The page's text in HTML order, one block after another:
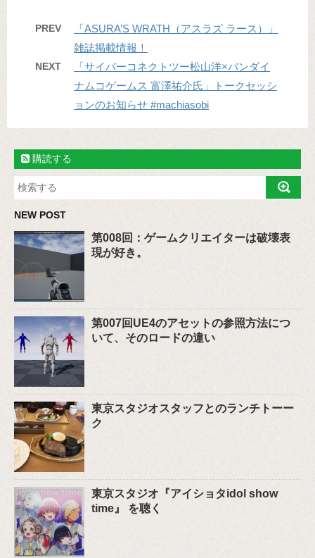
PREV
「ASURA’S WRATH（アスラズ ラース）」
雑誌掲載情報！
NEXT
「サイバーコネクトツー松山洋×バンダイ
ナムコゲームス 富澤祐介氏」トークセッシ
ョンのお知らせ #machiasobi
購読する
NEW POST
第008回：ゲームクリエイターは破壊表
現が好き。
第007回UE4のアセットの参照方法につ
いて、そのロードの違い
東京スタジオスタッフとのランチトーー
ク
東京スタジオ『アイショタidol show
time』 を聴く